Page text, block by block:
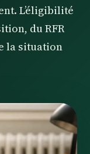
L’éligibilité
du RFR
la situation